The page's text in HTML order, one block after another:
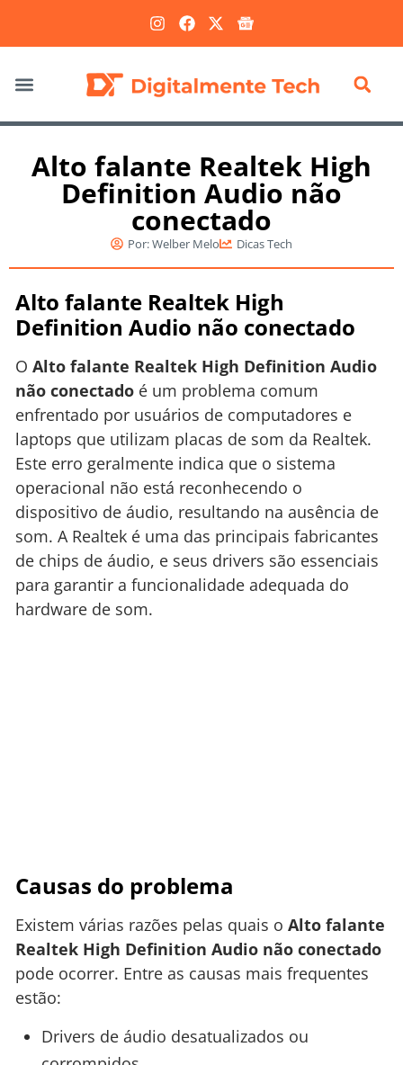
Alto falante Realtek High
Definition Audio não
conectado
Por:Welber Melo Dicas Tech
Alto falante Realtek High
Definition Audio não conectado
O Alto falante Realtek High Definition Audio
não conectado é um problema comum
enfrentado por usuários de computadores e
laptops que utilizam placas de som da Realtek.
Este erro geralmente indica que o sistema
operacional não está reconhecendo o
dispositivo de áudio, resultando na ausência de
som. A Realtek é uma das principais fabricantes
de chips de áudio, e seus drivers são essenciais
para garantir a funcionalidade adequada do
hardware de som.
Causas do problema
Existem várias razões pelas quais o Alto falante
Realtek High Definition Audio não conectado
pode ocorrer. Entre as causas mais frequentes
estão:
Drivers de áudio desatualizados ou